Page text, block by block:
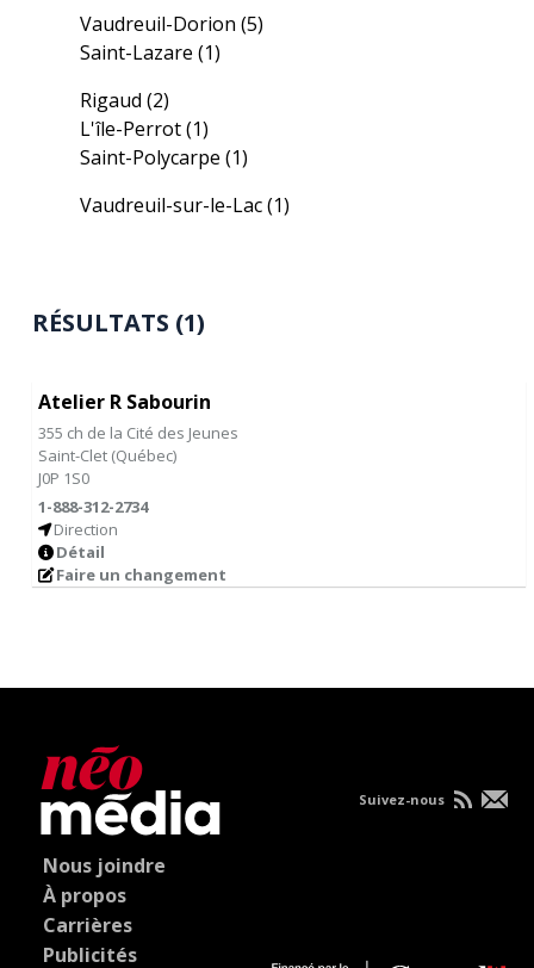
Vaudreuil-Dorion(5)
Saint-Lazare(1)
Rigaud(2)
L'île-Perrot(1)
Saint-Polycarpe(1)
Vaudreuil-sur-le-Lac(1)
RÉSULTATS (1)
Atelier R Sabourin
355 ch de la Cité des Jeunes
Saint-Clet (Québec)
J0P 1S0
1-888-312-2734
Direction
Détail
Faire un changement
Nous joindre
À propos
Carrières
Publicités
Suivez-nous